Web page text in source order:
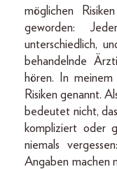
möglichen
geworden:
unterschiedlich,
behandelnde
hören. In
Risiken genannt.
bedeutet nicht,
kompliziert oder
niemals
Angaben machen